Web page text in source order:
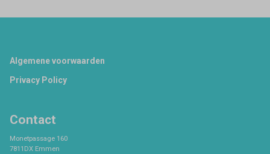
Footer
Algemene voorwaarden
Privacy Policy
Contact
Monetpassage 160
7811DX Emmen